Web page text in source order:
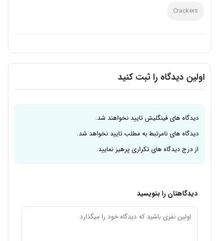
Crackers
اولین دیدگاه را ثبت کنید
دیدگاه های فینگلیش تایید نخواهند شد.
دیدگاه های نامرتبط به مطلب تایید نخواهد شد.
از درج دیدگاه های تکراری پرهیز نمایید.
دیدگاهتان را بنویسید